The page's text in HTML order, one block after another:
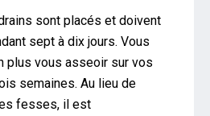
sont placés et doivent
sept à dix jours. Vous
plus vous asseoir sur vos
semaines. Au lieu de
fesses, il est